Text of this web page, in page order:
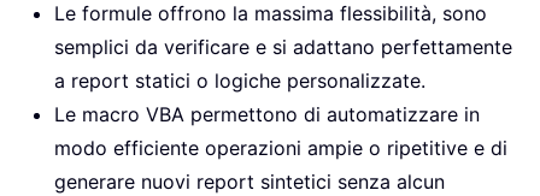
Le formule offrono la massima flessibilità, sono
semplici da verificare e si adattano perfettamente
a report statici o logiche personalizzate.
Le macro VBA permettono di automatizzare in
modo efficiente operazioni ampie o ripetitive e di
generare nuovi report sintetici senza alcun